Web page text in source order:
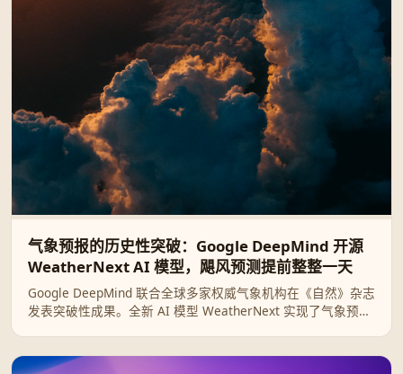
气象预报的历史性突破：Google DeepMind 开源
WeatherNext AI 模型，飓风预测提前整整一天
Google DeepMind 联合全球多家权威气象机构在《自然》杂志
发表突破性成果。全新 AI 模型 WeatherNext 实现了气象预报
已全面开源。